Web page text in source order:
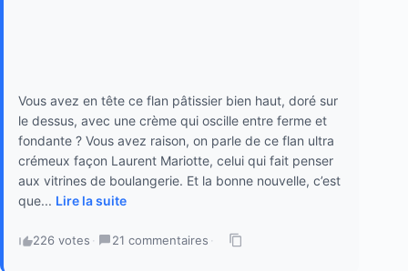
Vous avez en tête ce flan pâtissier bien haut, doré sur
le dessus, avec une crème qui oscille entre ferme et
fondante ? Vous avez raison, on parle de ce flan ultra
crémeux façon Laurent Mariotte, celui qui fait penser
aux vitrines de boulangerie. Et la bonne nouvelle, c’est
que... Lire la suite
226 votes · 21 commentaires ·